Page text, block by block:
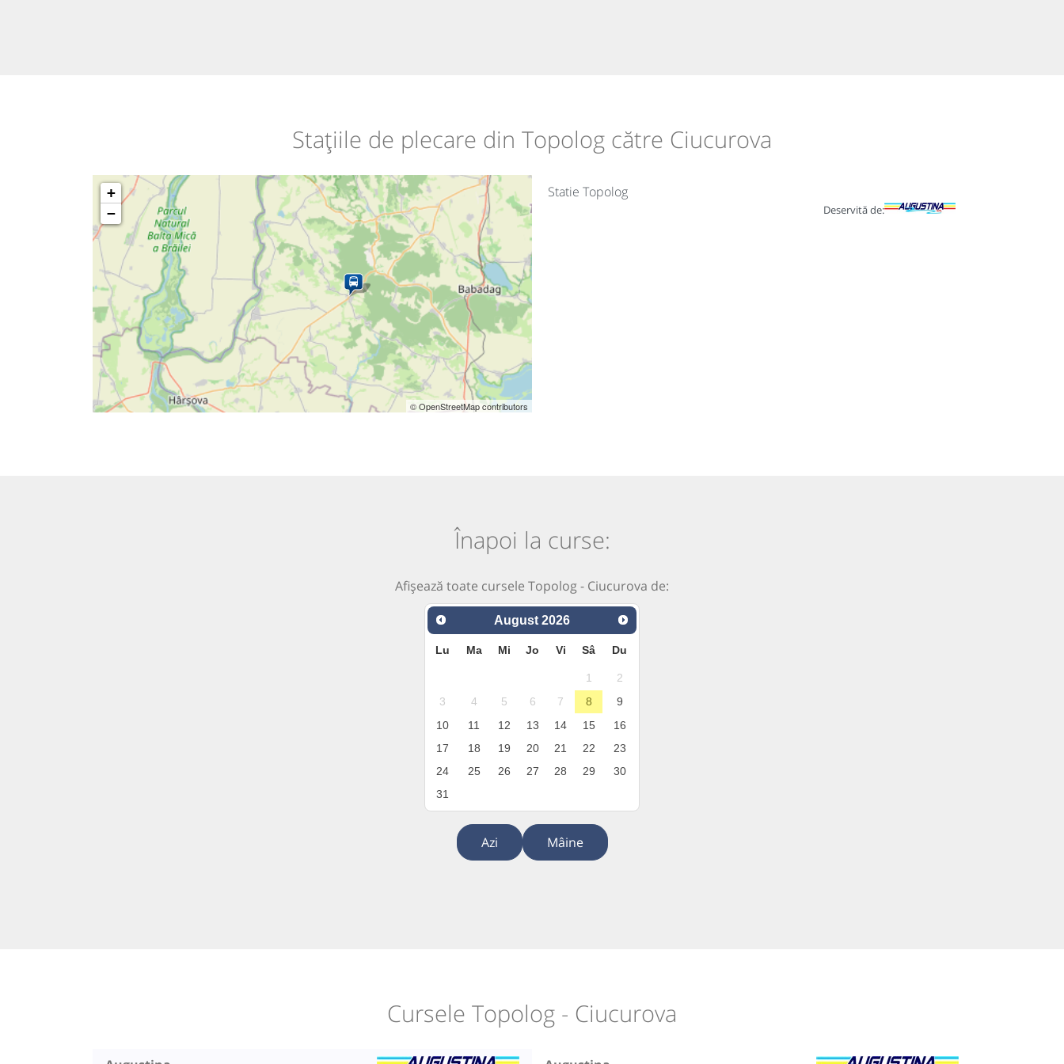
Stațiile de plecare din Topolog către Ciucurova
+
−
© OpenStreetMap contributors
Statie Topolog
Deservită de:
Înapoi la curse:
Afișează toate cursele Topolog - Ciucurova de:
August 2026
Lu Ma Mi Jo Vi Sâ Du
1
2
3
4 5 6 7 8
9
10
11 12 13 14 15
16
17
18 19 20 21 22
23
24
25 26 27 28 29
30
31
Azi Mâine
Cursele Topolog - Ciucurova